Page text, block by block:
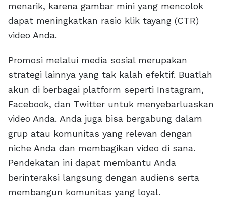
menarik, karena gambar mini yang mencolok
dapat meningkatkan rasio klik tayang (CTR)
video Anda.
Promosi melalui media sosial merupakan
strategi lainnya yang tak kalah efektif. Buatlah
akun di berbagai platform seperti Instagram,
Facebook, dan Twitter untuk menyebarluaskan
video Anda. Anda juga bisa bergabung dalam
grup atau komunitas yang relevan dengan
niche Anda dan membagikan video di sana.
Pendekatan ini dapat membantu Anda
berinteraksi langsung dengan audiens serta
membangun komunitas yang loyal.